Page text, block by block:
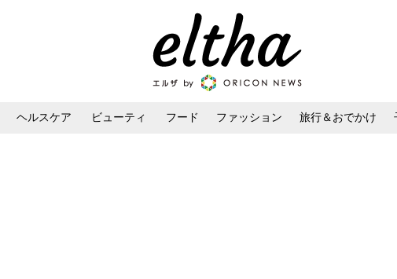
ヘルスケア ビューティ フード ファッション 旅行＆おでかけ